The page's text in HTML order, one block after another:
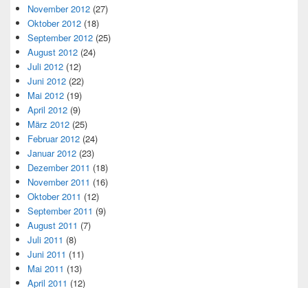
November 2012 (27)
Oktober 2012 (18)
September 2012 (25)
August 2012 (24)
Juli 2012 (12)
Juni 2012 (22)
Mai 2012 (19)
April 2012 (9)
März 2012 (25)
Februar 2012 (24)
Januar 2012 (23)
Dezember 2011 (18)
November 2011 (16)
Oktober 2011 (12)
September 2011 (9)
August 2011 (7)
Juli 2011 (8)
Juni 2011 (11)
Mai 2011 (13)
April 2011 (12)